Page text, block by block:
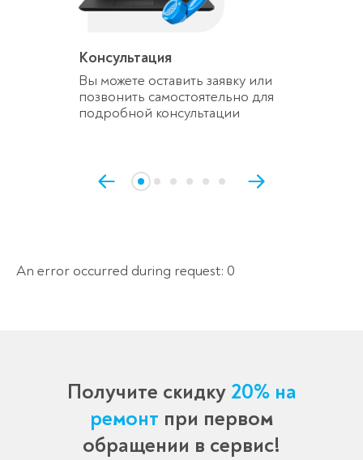
Консультация
Вы можете оставить заявку или
позвонить самостоятельно для
подробной консультации
An error occurred during request: 0
Получите скидку 20% на
ремонт при первом
обращении в сервис!